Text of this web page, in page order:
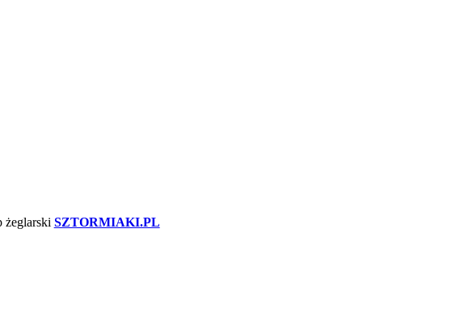
żeglarski SZTORMIAKI.PL